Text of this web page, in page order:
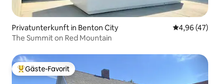
Privatunterkunft in Benton City
4,96 (47)
The Summit on Red Mountain
Beliebter Gäste-Favorit.
Gäste-Favorit